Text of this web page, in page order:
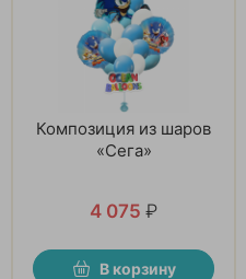
Композиция из шаров
«Сега»
4 075 ₽
В корзину